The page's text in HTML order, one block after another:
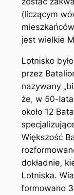
(liczącym
jest wielkie
Lotnisko
przez
nazywany
że, w 50-
około 12
Większość
dokładnie,
Lotniska.
formowano